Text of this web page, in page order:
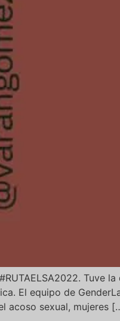
Tuve
El equipo de
acoso sexual, mujeres